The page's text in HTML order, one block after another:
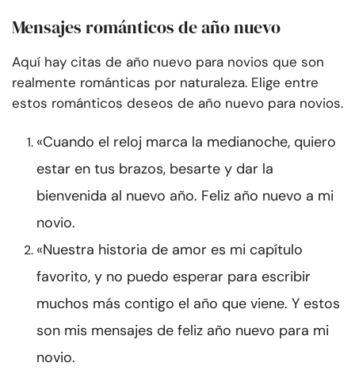
Mensajes románticos de año nuevo
Aquí hay citas de año nuevo para novios que son
realmente románticas por naturaleza. Elige entre
estos románticos deseos de año nuevo para novios.
«Cuando el reloj marca la medianoche, quiero
estar en tus brazos, besarte y dar la
bienvenida al nuevo año. Feliz año nuevo a mi
novio.
«Nuestra historia de amor es mi capítulo
favorito, y no puedo esperar para escribir
muchos más contigo el año que viene. Y estos
son mis mensajes de feliz año nuevo para mi
novio.